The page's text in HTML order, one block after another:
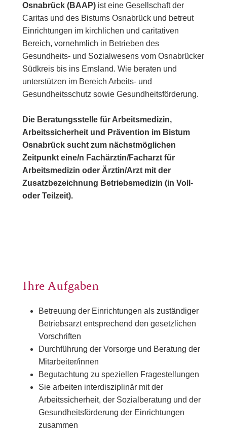
Osnabrück (BAAP) ist eine Gesellschaft der
Caritas und des Bistums Osnabrück und betreut
Einrichtungen im kirchlichen und caritativen
Bereich, vornehmlich in Betrieben des
Gesundheits- und Sozialwesens vom Osnabrücker
Südkreis bis ins Emsland. Wie beraten und
unterstützen im Bereich Arbeits- und
Gesundheitsschutz sowie Gesundheitsförderung.
Die Beratungsstelle für Arbeitsmedizin,
Arbeitssicherheit und Prävention im Bistum
Osnabrück sucht zum nächstmöglichen
Zeitpunkt eine/n Fachärztin/Facharzt für
Arbeitsmedizin oder Ärztin/Arzt mit der
Zusatzbezeichnung Betriebsmedizin (in Voll-
oder Teilzeit).
Ihre Aufgaben
Betreuung der Einrichtungen als zuständiger
Betriebsarzt entsprechend den gesetzlichen
Vorschriften
Durchführung der Vorsorge und Beratung der
Mitarbeiter/innen
Begutachtung zu speziellen Fragestellungen
Sie arbeiten interdisziplinär mit der
Arbeitssicherheit, der Sozialberatung und der
Gesundheitsförderung der Einrichtungen
zusammen